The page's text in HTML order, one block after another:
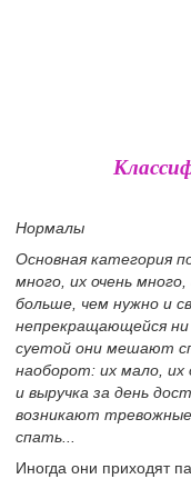
Нормалы
Основная категория
много, их очень много,
больше, чем нужно и
непрекращающейся ни
суетой они мешают
наоборот: их мало, их
и выручка за день
возникают
спать...
Иногда они приходят